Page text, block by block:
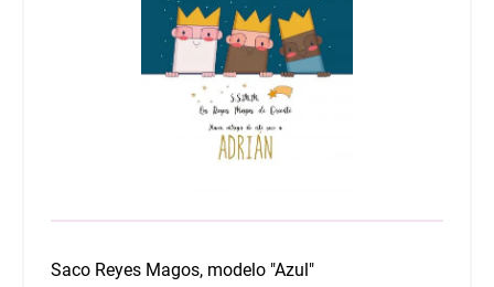
Saco Reyes Magos, modelo "Azul"